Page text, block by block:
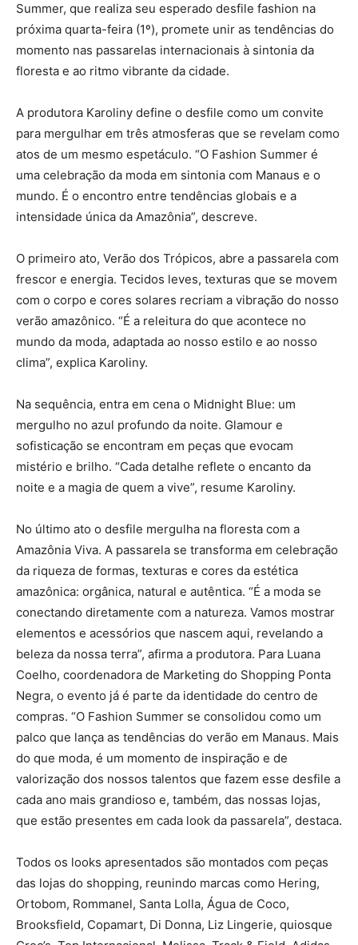
Summer, que realiza seu esperado desfile fashion na
próxima quarta-feira (1º), promete unir as tendências do
momento nas passarelas internacionais à sintonia da
floresta e ao ritmo vibrante da cidade.
A produtora Karoliny define o desfile como um convite
para mergulhar em três atmosferas que se revelam como
atos de um mesmo espetáculo. “O Fashion Summer é
uma celebração da moda em sintonia com Manaus e o
mundo. É o encontro entre tendências globais e a
intensidade única da Amazônia”, descreve.
O primeiro ato, Verão dos Trópicos, abre a passarela com
frescor e energia. Tecidos leves, texturas que se movem
com o corpo e cores solares recriam a vibração do nosso
verão amazônico. “É a releitura do que acontece no
mundo da moda, adaptada ao nosso estilo e ao nosso
clima”, explica Karoliny.
Na sequência, entra em cena o Midnight Blue: um
mergulho no azul profundo da noite. Glamour e
sofisticação se encontram em peças que evocam
mistério e brilho. “Cada detalhe reflete o encanto da
noite e a magia de quem a vive”, resume Karoliny.
No último ato o desfile mergulha na floresta com a
Amazônia Viva. A passarela se transforma em celebração
da riqueza de formas, texturas e cores da estética
amazônica: orgânica, natural e autêntica. “É a moda se
conectando diretamente com a natureza. Vamos mostrar
elementos e acessórios que nascem aqui, revelando a
beleza da nossa terra”, afirma a produtora. Para Luana
Coelho, coordenadora de Marketing do Shopping Ponta
Negra, o evento já é parte da identidade do centro de
compras. “O Fashion Summer se consolidou como um
palco que lança as tendências do verão em Manaus. Mais
do que moda, é um momento de inspiração e de
valorização dos nossos talentos que fazem esse desfile a
cada ano mais grandioso e, também, das nossas lojas,
que estão presentes em cada look da passarela”, destaca.
Todos os looks apresentados são montados com peças
das lojas do shopping, reunindo marcas como Hering,
Ortobom, Rommanel, Santa Lolla, Água de Coco,
Brooksfield, Copamart, Di Donna, Liz Lingerie, quiosque